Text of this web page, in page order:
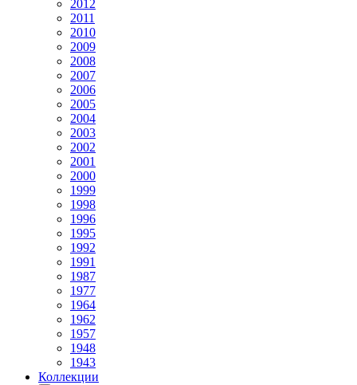
2012
2011
2010
2009
2008
2007
2006
2005
2004
2003
2002
2001
2000
1999
1998
1996
1995
1992
1991
1987
1977
1964
1962
1957
1948
1943
Коллекции